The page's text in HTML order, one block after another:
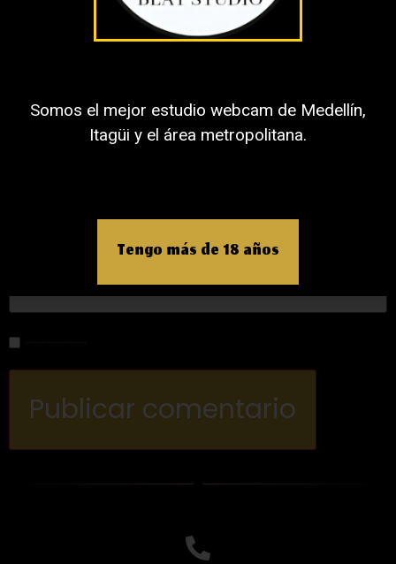
Somos el mejor estudio webcam de Medellín,
Itagüi y el área metropolitana.
Tengo más de 18 años